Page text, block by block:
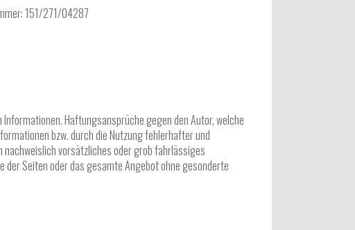
151/271/04287
Haftungsansprüche gegen den Autor, welche
bzw. durch die Nutzung fehlerhafter und
vorsätzliches oder grob fahrlässiges
der Seiten oder das gesamte Angebot ohne gesonderte